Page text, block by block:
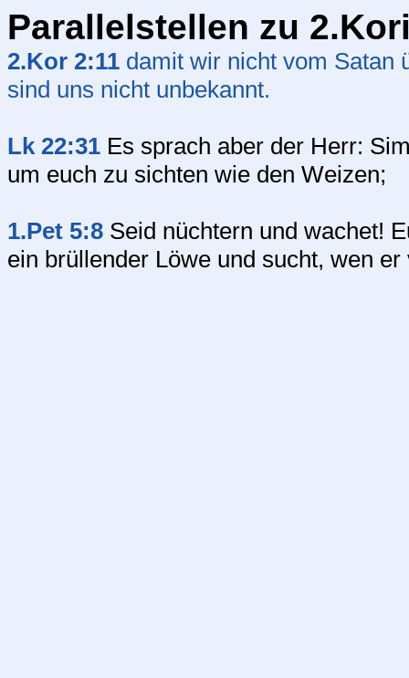
Parallelstellen zu
2.Kor 2:11 damit wir nicht vom Satan
sind uns nicht unbekannt.
Lk 22:31 Es sprach aber der Herr:
um euch zu sichten wie den Weizen;
1.Pet 5:8 Seid nüchtern und wachet!
ein brüllender Löwe und sucht, wen